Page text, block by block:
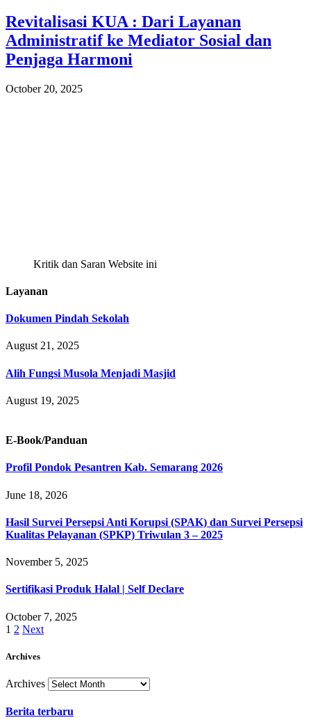
Revitalisasi KUA : Dari Layanan
Administratif ke Mediator Sosial dan
Penjaga Harmoni
October 20, 2025
Kritik dan Saran Website ini
Layanan
Dokumen Pindah Sekolah
August 21, 2025
Alih Fungsi Musola Menjadi Masjid
August 19, 2025
E-Book/Panduan
Profil Pondok Pesantren Kab. Semarang 2026
June 18, 2026
Hasil Survei Persepsi Anti Korupsi (SPAK) dan Survei Persepsi
Kualitas Pelayanan (SPKP) Triwulan 3 – 2025
November 5, 2025
Sertifikasi Produk Halal | Self Declare
October 7, 2025
1 2 Next
Archives
Archives
Berita terbaru